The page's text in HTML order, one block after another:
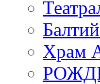
Храм